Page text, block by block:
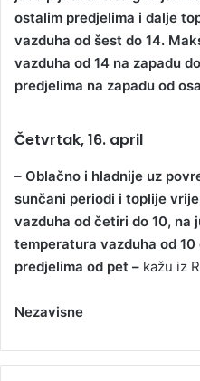
ostalim predjelima i dalje
vazduha od šest do 14.
vazduha od 14 na zapadu
predjelima na zapadu od
Četvrtak, 16. april
– Oblačno i hladnije uz
sunčani periodi i toplije
vazduha od četiri do 10, na
temperatura vazduha od 10
predjelima od pet – kažu iz
Nezavisne